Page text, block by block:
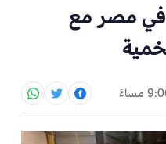
في مصر مع